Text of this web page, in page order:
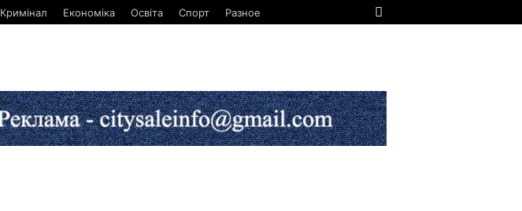
Кримінал Економіка Освіта Спорт Разное